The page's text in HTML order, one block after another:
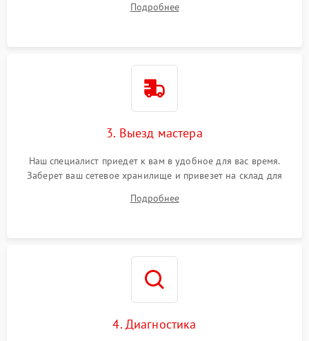
Подробнее
3. Выезд мастера
Наш специалист приедет к вам в удобное для вас время.
Заберет ваш сетевое хранилище и привезет на склад для
Подробнее
4. Диагностика